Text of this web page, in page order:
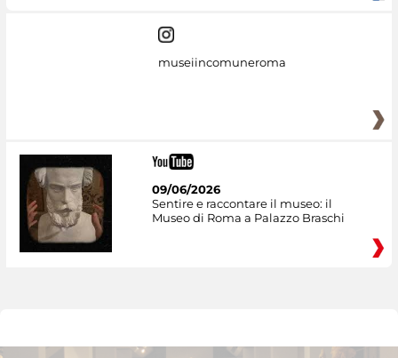
museiincomuneroma
09/06/2026
Sentire e raccontare il museo: il
Museo di Roma a Palazzo Braschi